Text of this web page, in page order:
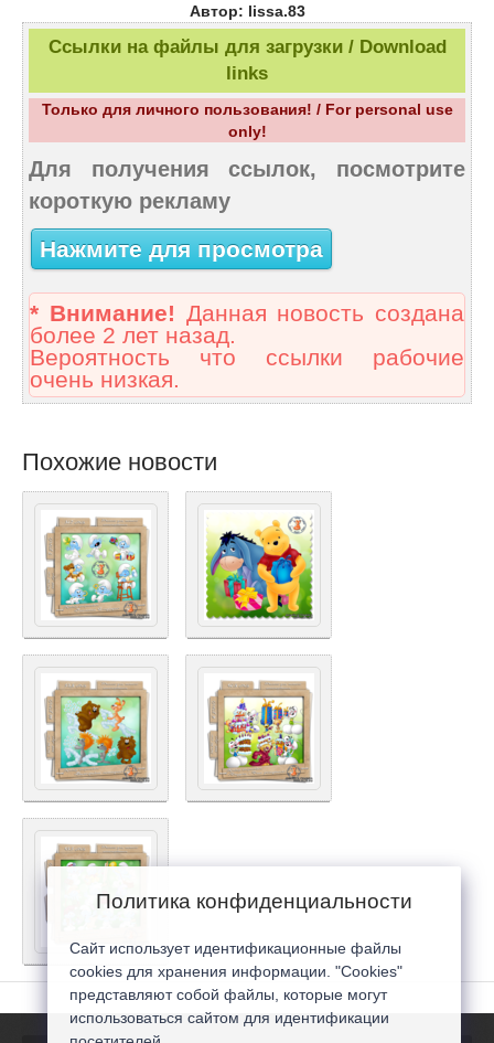
Автор: lissa.83
Ссылки на файлы для загрузки / Download
links
Только для личного пользования! / For personal use
only!
Для получения ссылок, посмотрите
короткую рекламу
Нажмите для просмотра
* Внимание! Данная новость создана
более 2 лет назад.
Вероятность что ссылки рабочие
очень низкая.
Похожие новости
Политика конфиденциальности
Сайт использует идентификационные файлы
cookies для хранения информации. "Cookies"
представляют собой файлы, которые могут
использоваться сайтом для идентификации